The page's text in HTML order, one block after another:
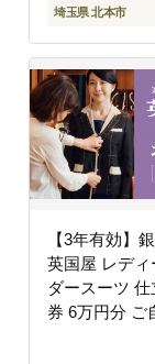
埼玉県 北本市
【3年有効】
英国屋 レディ
ダースーツ
券 6万円分 ご